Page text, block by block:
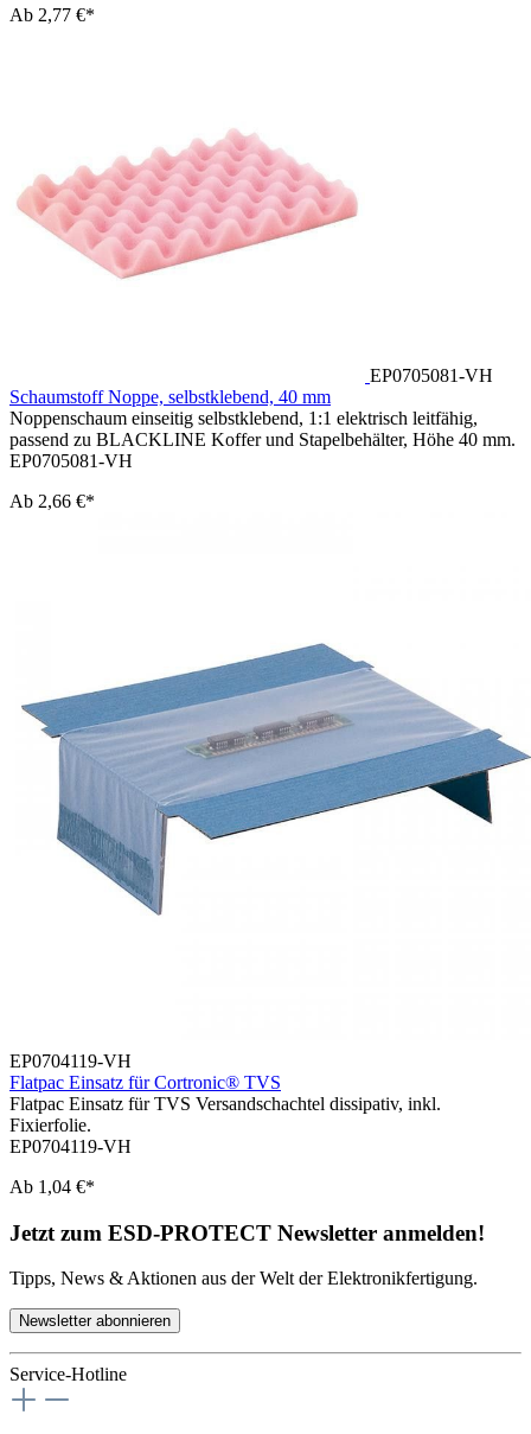
Ab 2,77 €*
EP0705081-VH
Schaumstoff Noppe, selbstklebend, 40 mm
Noppenschaum einseitig selbstklebend, 1:1 elektrisch leitfähig,
passend zu BLACKLINE Koffer und Stapelbehälter, Höhe 40 mm.
EP0705081-VH
Ab 2,66 €*
EP0704119-VH
Flatpac Einsatz für Cortronic® TVS
Flatpac Einsatz für TVS Versandschachtel dissipativ, inkl.
Fixierfolie.
EP0704119-VH
Ab 1,04 €*
Jetzt zum ESD-PROTECT Newsletter anmelden!
Tipps, News & Aktionen aus der Welt der Elektronikfertigung.
Newsletter abonnieren
Service-Hotline